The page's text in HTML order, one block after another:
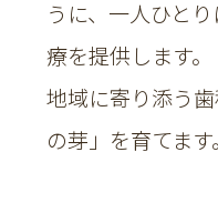
5月7日(木)より通常
ご不便をおかけしま
たします。
うに、 一人ひと
療を提供します。
地域に寄り添う
の芽」を育てます。